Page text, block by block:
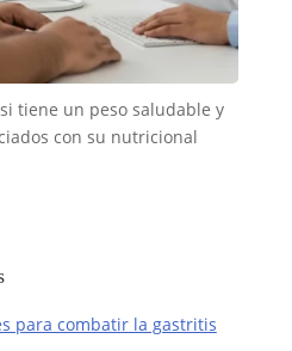
tiene un peso saludable y
con su nutricional
para combatir la gastritis